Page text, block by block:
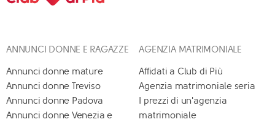
ANNUNCI DONNE E RAGAZZE
Annunci donne mature
Annunci donne Treviso
Annunci donne Padova
Annunci donne Venezia e
AGENZIA MATRIMONIALE
Affidati a Club di Più
Agenzia matrimoniale seria
I prezzi di un'agenzia
matrimoniale